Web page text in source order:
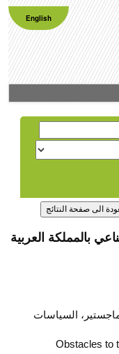
English
بالمملكة العربية
السياسات
Obstacles to